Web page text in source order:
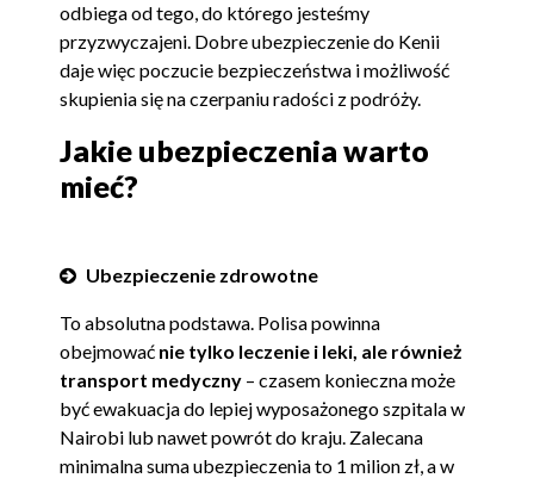
odbiega od tego, do którego jesteśmy
przyzwyczajeni. Dobre ubezpieczenie do Kenii
daje więc poczucie bezpieczeństwa i możliwość
skupienia się na czerpaniu radości z podróży.
Jakie ubezpieczenia warto
mieć?
Ubezpieczenie zdrowotne
To absolutna podstawa. Polisa powinna
obejmować nie tylko leczenie i leki, ale również
transport medyczny – czasem konieczna może
być ewakuacja do lepiej wyposażonego szpitala w
Nairobi lub nawet powrót do kraju. Zalecana
minimalna suma ubezpieczenia to 1 milion zł, a w